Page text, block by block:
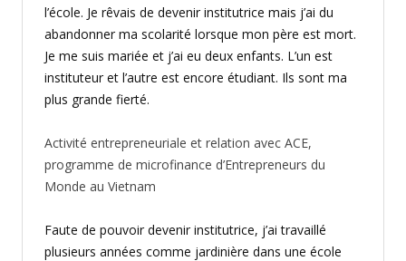
l’école. Je rêvais de devenir institutrice mais j’ai du
abandonner ma scolarité lorsque mon père est mort.
Je me suis mariée et j’ai eu deux enfants. L’un est
instituteur et l’autre est encore étudiant. Ils sont ma
plus grande fierté.
Activité entrepreneuriale et relation avec ACE,
programme de microfinance d’Entrepreneurs du
Monde au Vietnam
Faute de pouvoir devenir institutrice, j’ai travaillé
plusieurs années comme jardinière dans une école